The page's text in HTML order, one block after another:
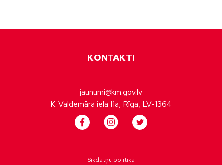
KONTAKTI
jaunumi@km.gov.lv
K. Valdemāra iela 11a, Rīga, LV-1364
Sīkdatņu politika